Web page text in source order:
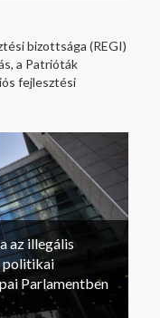
bizottsága (REGI)
a Patrióták
fejlesztési
az illegális
politikai
Parlamentben